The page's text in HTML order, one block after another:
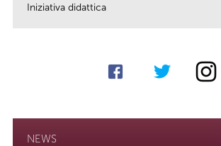
Iniziativa didattica
NEWS